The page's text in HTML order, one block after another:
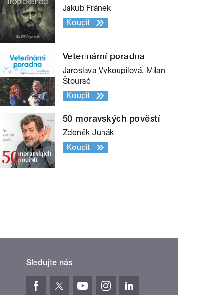
Jakub Fránek
Koupit
Veterinární poradna
Jaroslava Vykoupilová, Milan
Štourač
Koupit
50 moravských pověstí
Zdeněk Junák
Koupit
Sledujte nás